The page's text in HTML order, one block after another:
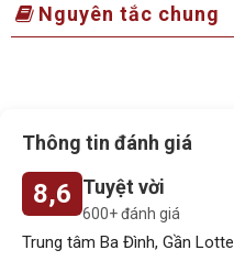
Nguyên tắc chung
Thông tin đánh giá
8,6 Tuyệt vời
600+ đánh giá
Trung tâm Ba Đình, Gần Lotte